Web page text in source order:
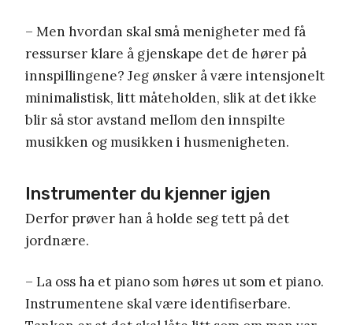
– Men hvordan skal små menigheter med få
ressurser klare å gjenskape det de hører på
innspillingene? Jeg ønsker å være intensjonelt
minimalistisk, litt måteholden, slik at det ikke
blir så stor avstand mellom den innspilte
musikken og musikken i husmenigheten.
Instrumenter du kjenner igjen
Derfor prøver han å holde seg tett på det
jordnære.
– La oss ha et piano som høres ut som et piano.
Instrumentene skal være identifiserbare.